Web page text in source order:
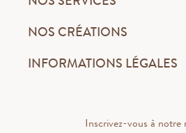
NOS CRÉATIONS
INFORMATIONS LÉGALES
Inscrivez-vous à notre